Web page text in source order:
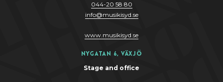
044-20 58 80
info@musikisyd.se
www.musikisyd.se
Nygatan 6, Växjö
Stage and office